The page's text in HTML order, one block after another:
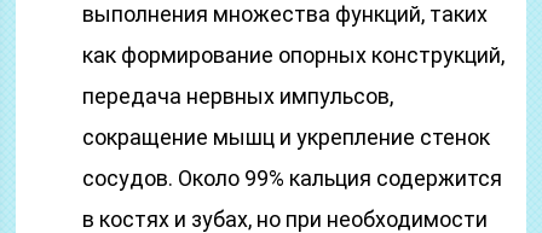
выполнения множества функций, таких
как формирование опорных конструкций,
передача нервных импульсов,
сокращение мышц и укрепление стенок
сосудов. Около 99% кальция содержится
в костях и зубах, но при необходимости